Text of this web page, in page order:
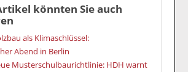
könnten Sie auch
als Klimaschlüssel:
Abend in Berlin
Musterschulbaurichtlinie: HDH warnt